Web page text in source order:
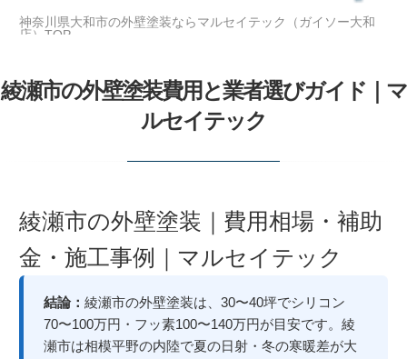
神奈川県大和市の外壁塗装ならマルセイテック（ガイソー大和
店）TOP
綾瀬市の外壁塗装費用と業者選びガイド｜マ
ルセイテック
綾瀬市の外壁塗装｜費用相場・補助
金・施工事例｜マルセイテック
結論： 綾瀬市の外壁塗装は、30〜40坪でシリコン
70〜100万円・フッ素100〜140万円が目安です。綾
瀬市は相模平野の内陸で夏の日射・冬の寒暖差が大